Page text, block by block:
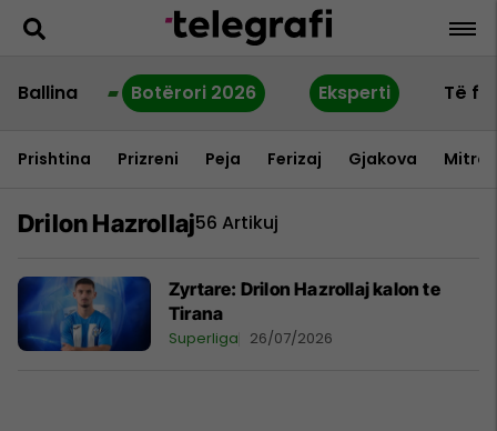
Ballina Botërori 2026 Eksperti Të
Prishtina Prizreni Peja Ferizaj Gjakova
Drilon Hazrollaj56 Artikuj
Zyrtare: Drilon Hazrollaj kalon te
Tirana
Superliga 26/07/2026